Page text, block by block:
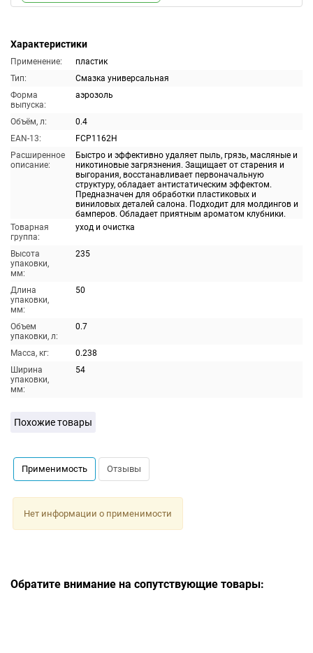
Характеристики
Применение:
пластик
Тип:
Смазка универсальная
Форма
выпуска:
аэрозоль
Объём, л:
0.4
EAN-13:
FCP1162H
Расширенное
описание:
Быстро и эффективно удаляет пыль, грязь, масляные и
никотиновые загрязнения. Защищает от старения и
выгорания, восстанавливает первоначальную
структуру, обладает антистатическим эффектом.
Предназначен для обработки пластиковых и
виниловых деталей салона. Подходит для молдингов и
бамперов. Обладает приятным ароматом клубники.
Товарная
группа:
уход и очистка
Высота
упаковки,
мм:
235
Длина
упаковки,
мм:
50
Объем
упаковки, л:
0.7
Масса, кг:
0.238
Ширина
упаковки,
мм:
54
Похожие товары
Применимость Отзывы
Нет информации о применимости
Обратите внимание на сопутствующие товары: